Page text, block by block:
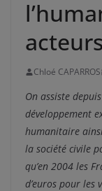
Chloé CAPARROS
On assiste
développement
humanitaire
la société civile
qu’en 2004 les
d’euros pour